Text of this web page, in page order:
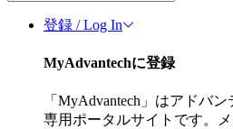
登録 / Log In
MyAdvantechに登録
「MyAdvantech」はアドバ
専用ポータルサイトです。